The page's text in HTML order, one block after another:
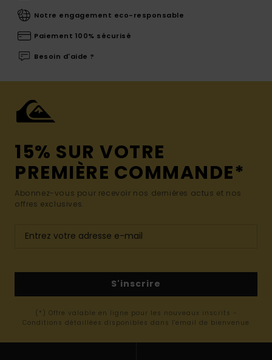
Notre engagement eco-responsable
Paiement 100% sécurisé
Besoin d'aide ?
15% SUR VOTRE
PREMIÈRE COMMANDE*
Abonnez-vous pour recevoir nos dernières actus et nos
offres exclusives.
S'inscrire
(*) Offre valable en ligne pour les nouveaux inscrits -
Conditions détaillées disponibles dans l'email de bienvenue